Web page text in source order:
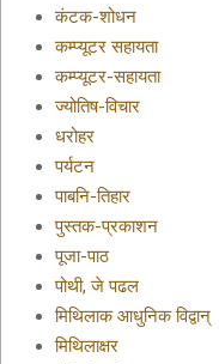
कंटक-शोधन
कम्प्यूटर सहायता
कम्प्यूटर-सहायता
ज्योतिष-विचार
धरोहर
पर्यटन
पाबनि-तिहार
पुस्तक-प्रकाशन
पूजा-पाठ
पोथी, जे पढल
मिथिलाक आधुनिक विद्वान्
मिथिलाक्षर